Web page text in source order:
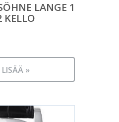
LANGE 1
KELLO
LISÄÄ »